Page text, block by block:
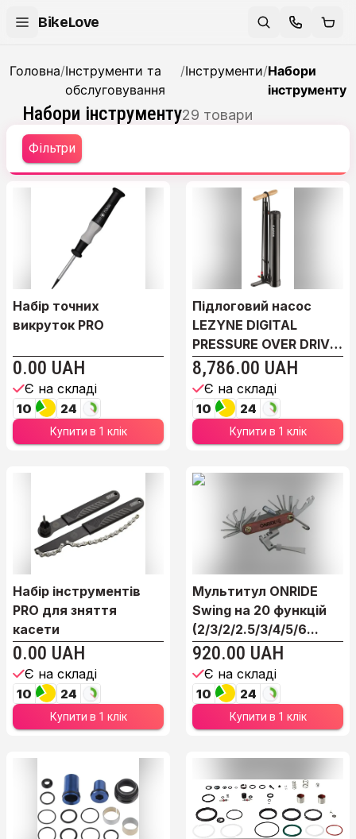
BikeLove
Головна/Інструменти та
обслуговування
/Інструменти/Набори
інструменту
Набори інструменту29 товари
Фільтри
Набір точних
викруток PRO
0.00 UAH
Є на складі
10 24
Купити в 1 клік
Підлоговий насос
LEZYNE DIGITAL
PRESSURE OVER DRIVE
Чор...
8,786.00 UAH
Є на складі
10 24
Купити в 1 клік
Набір інструментів
PRO для зняття
касети
0.00 UAH
Є на складі
10 24
Купити в 1 клік
Мультитул ONRIDE
Swing на 20 функцій
(2/3/2/2.5/3/4/5/6...
920.00 UAH
Є на складі
10 24
Купити в 1 клік